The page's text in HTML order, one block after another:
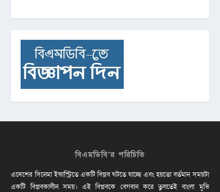
বিএমডিবি’র পরিচিতি
এদেশের সিনেমা ইন্ডাস্ট্রিতে একটি বিপ্লব ঘটতে যাচ্ছে এবং হয়তো বর্তমান সময়টা
একটি বিপ্লবকালীন সময়। এই বিপ্লবকে বেগবান করে তুলতেই বাংলা মুভি